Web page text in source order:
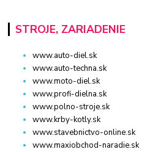
STROJE, ZARIADENIE
www.auto-diel.sk
www.auto-techna.sk
www.moto-diel.sk
www.profi-dielna.sk
www.polno-stroje.sk
www.krby-kotly.sk
www.stavebnictvo-online.sk
www.maxiobchod-naradie.sk